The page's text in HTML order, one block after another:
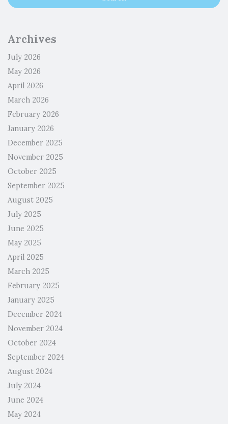
Archives
July 2026
May 2026
April 2026
March 2026
February 2026
January 2026
December 2025
November 2025
October 2025
September 2025
August 2025
July 2025
June 2025
May 2025
April 2025
March 2025
February 2025
January 2025
December 2024
November 2024
October 2024
September 2024
August 2024
July 2024
June 2024
May 2024